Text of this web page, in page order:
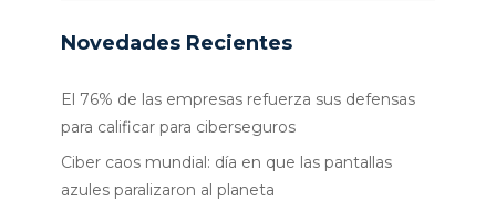
Novedades Recientes
El 76% de las empresas refuerza sus defensas
para calificar para ciberseguros
Ciber caos mundial: día en que las pantallas
azules paralizaron al planeta